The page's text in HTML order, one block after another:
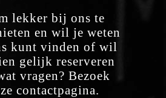
lekker bij ons te
en wil je weten
kunt vinden of wil
gelijk reserveren
vragen? Bezoek
contactpagina.